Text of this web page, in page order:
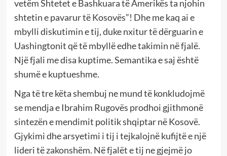
vetëm Shtetet e Bashkuara të Amerikës ta njohin
shtetin e pavarur të Kosovës”! Dhe me kaq ai e
mbylli diskutimin e tij, duke nxitur të dërguarin e
Uashingtonit që të mbyllë edhe takimin në fjalë.
Një fjali me disa kuptime. Semantika e saj është
shumë e kuptueshme.
Nga të tre këta shembuj ne mund të konkludojmë
se mendja e Ibrahim Rugovës prodhoi gjithmonë
sintezën e mendimit politik shqiptar në Kosovë.
Gjykimi dhe arsyetimi i tij i tejkalojnë kufijtë e një
lideri të zakonshëm. Në fjalët e tij ne gjejmë jo